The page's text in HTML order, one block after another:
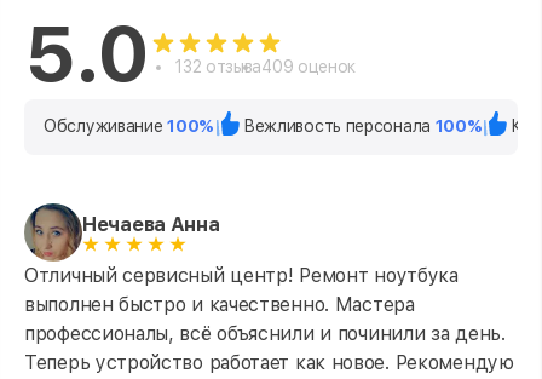
5.0 132 отзыва409 оценок
Обслуживание100% Вежливость персонала 100%
Нечаева Анна
Отличный сервисный центр! Ремонт ноутбука
выполнен быстро и качественно. Мастера
профессионалы, всё объяснили и починили за день.
Теперь устройство работает как новое. Рекомендую